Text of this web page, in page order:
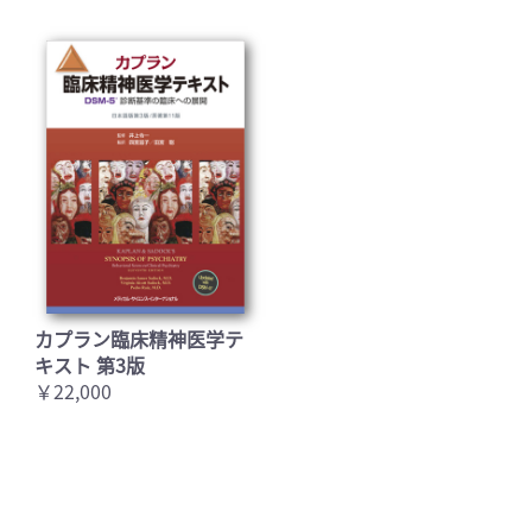
カプラン臨床精神医学テ
キスト 第3版
￥22,000